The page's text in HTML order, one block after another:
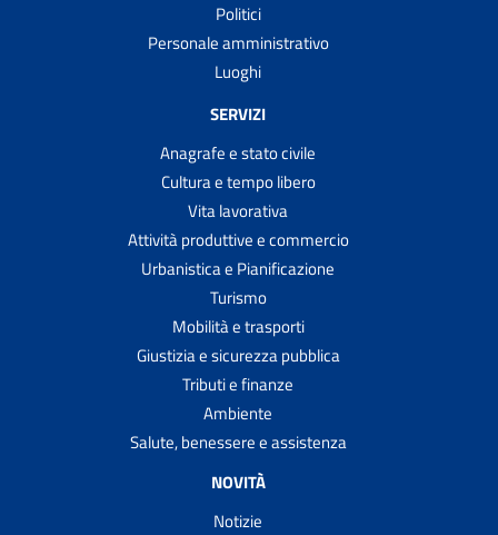
Politici
Personale amministrativo
Luoghi
SERVIZI
Anagrafe e stato civile
Cultura e tempo libero
Vita lavorativa
Attività produttive e commercio
Urbanistica e Pianificazione
Turismo
Mobilità e trasporti
Giustizia e sicurezza pubblica
Tributi e finanze
Ambiente
Salute, benessere e assistenza
NOVITÀ
Notizie